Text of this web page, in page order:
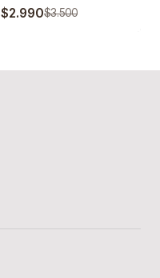
$2.990$3.500